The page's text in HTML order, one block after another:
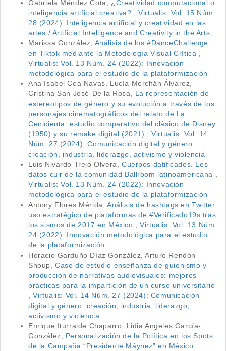
Gabriela Méndez Cota, ¿Creatividad computacional o
inteligencia artificial creativa?
,Virtualis: Vol. 15 Núm.
28 (2024): Inteligencia artificial y creatividad en las
artes / Artificial Intelligence and Creativity in the Arts
Marissa González, Análisis de los #DanceChallenge
en Tiktok mediante la Metodología Visual Crítica
Virtualis: Vol. 13 Núm. 24 (2022): Innovación
metodológica para el estudio de la plataformización
Ana Isabel Cea Navas, Lucía Merchán Álvarez,
Cristina San José-De la Rosa, La representación de
estereotipos de género y su evolución a través de los
personajes cinematográficos del relato de La
Cenicienta: estudio comparativo del clásico de Disney
(1950) y su remake digital (2021)
,Virtualis: Vol. 14
Núm. 27 (2024): Comunicación digital y género:
creación, industria, liderazgo, activismo y violencia
Luis Nivardo Trejo Olvera, Cuerpos datificados. Los
datos cuir de la comunidad Ballroom latinoamericana
Virtualis: Vol. 13 Núm. 24 (2022): Innovación
metodológica para el estudio de la plataformización
Antony Flores Mérida, Análisis de hashtags en Twitter:
uso estratégico de plataformas de #Verificado19s tras
los sismos de 2017 en México
,Virtualis: Vol. 13 Núm.
24 (2022): Innovación metodológica para el estudio
de la plataformización
Horacio Garduño Díaz González, Arturo Rendón
Shoup,Caso de estudio enseñanza de guionismo y
producción de narrativas audiovisuales: mejores
prácticas para la impartición de un curso universitario
,Virtualis: Vol. 14 Núm. 27 (2024): Comunicación
digital y género: creación, industria, liderazgo,
activismo y violencia
Enrique Iturralde Chaparro, Lidia Angeles García-
González, Personalización de la Política en los Spots
de la Campaña “Presidente Máynez” en México: